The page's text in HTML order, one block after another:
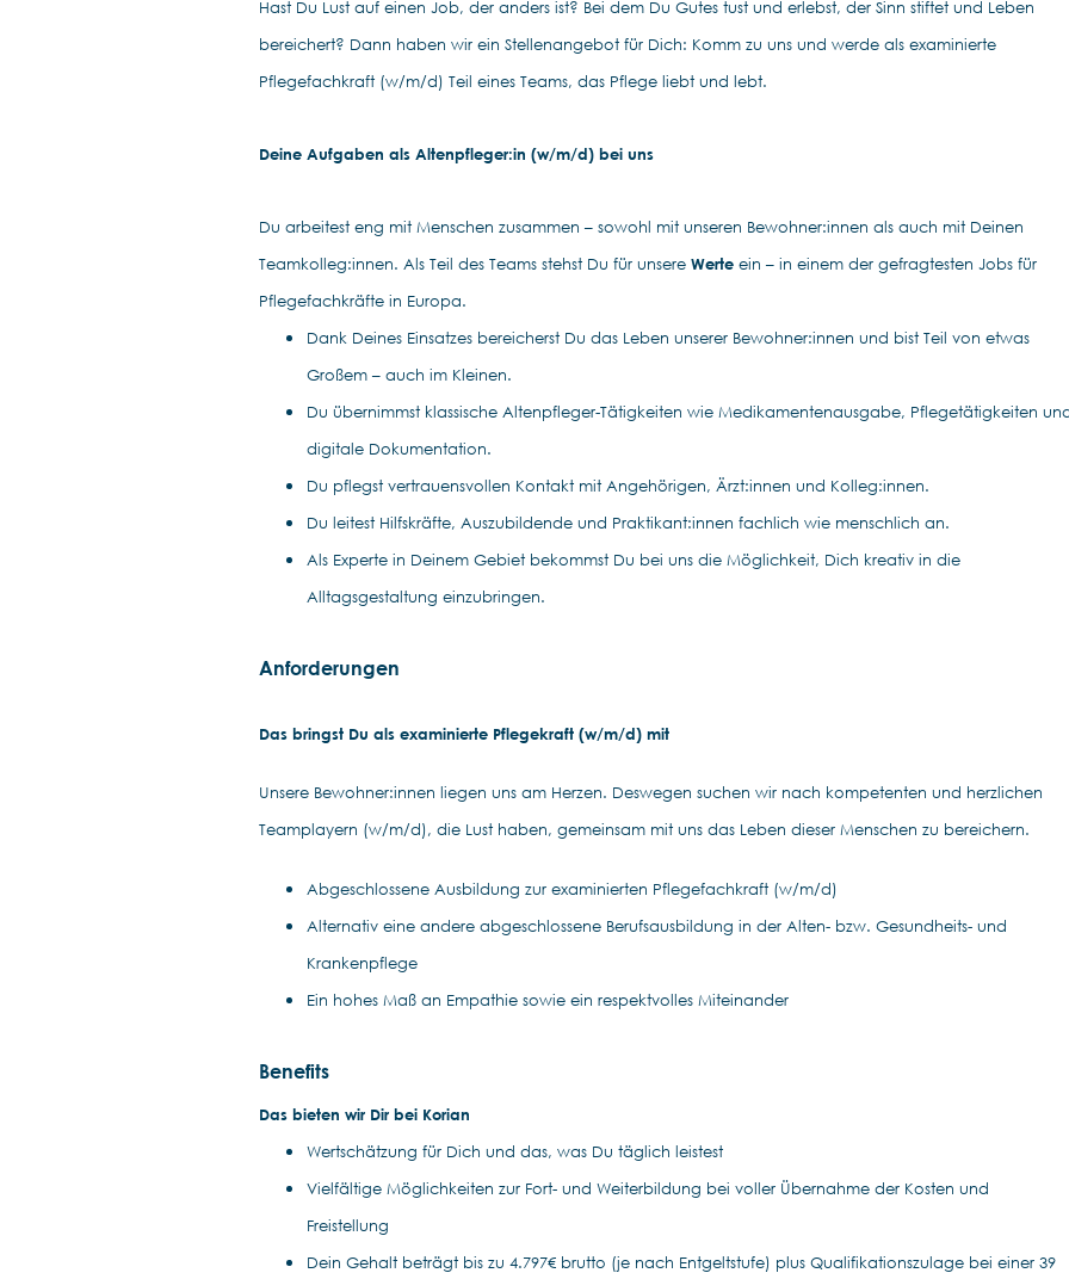
Hast Du Lust auf einen Job, der anders ist? Bei dem Du Gutes tust und erlebst, der Sinn stiftet und Leben
bereichert? Dann haben wir ein Stellenangebot für Dich: Komm zu uns und werde als examinierte
Pflegefachkraft (w/m/d) Teil eines Teams, das Pflege liebt und lebt.
Deine Aufgaben als Altenpfleger:in (w/m/d) bei uns
Du arbeitest eng mit Menschen zusammen – sowohl mit unseren Bewohner:innen als auch mit Deinen
Teamkolleg:innen. Als Teil des Teams stehst Du für unsere Werte ein – in einem der gefragtesten Jobs für
Pflegefachkräfte in Europa.
Dank Deines Einsatzes bereicherst Du das Leben unserer Bewohner:innen und bist Teil von etwas
Großem – auch im Kleinen.
Du übernimmst klassische Altenpfleger-Tätigkeiten wie Medikamentenausgabe, Pflegetätigkeiten
digitale Dokumentation.
Du pflegst vertrauensvollen Kontakt mit Angehörigen, Ärzt:innen und Kolleg:innen.
Du leitest Hilfskräfte, Auszubildende und Praktikant:innen fachlich wie menschlich an.
Als Experte in Deinem Gebiet bekommst Du bei uns die Möglichkeit, Dich kreativ in die
Alltagsgestaltung einzubringen.
Anforderungen
Das bringst Du als examinierte Pflegekraft (w/m/d) mit
Unsere Bewohner:innen liegen uns am Herzen. Deswegen suchen wir nach kompetenten und herzlichen
Teamplayern (w/m/d), die Lust haben, gemeinsam mit uns das Leben dieser Menschen zu bereichern.
Abgeschlossene Ausbildung zur examinierten Pflegefachkraft (w/m/d)
Alternativ eine andere abgeschlossene Berufsausbildung in der Alten- bzw. Gesundheits- und
Krankenpflege
Ein hohes Maß an Empathie sowie ein respektvolles Miteinander
Benefits
Das bieten wir Dir bei Korian
Wertschätzung für Dich und das, was Du täglich leistest
Vielfältige Möglichkeiten zur Fort- und Weiterbildung bei voller Übernahme der Kosten und
Freistellung
Dein Gehalt beträgt bis zu 4.797€ brutto (je nach Entgeltstufe) plus Qualifikationszulage bei einer 39